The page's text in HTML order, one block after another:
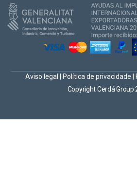
Copyright Cerdá Group
Aviso legal Política de privacidade